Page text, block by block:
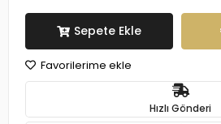
Sepete Ekle
Favorilerime ekle
Hızlı Gönderi